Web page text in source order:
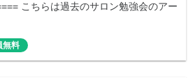
こちらは過去のサロン勉強会のアー
無料